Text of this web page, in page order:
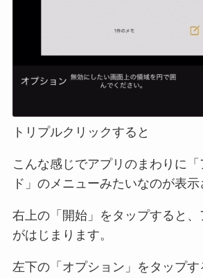
トリプルクリックすると
こんな感じでアプリのまわりに「
ド」のメニューみたいなのが表示
右上の「開始」をタップすると、
がはじまります。
左下の「オプション」をタップ